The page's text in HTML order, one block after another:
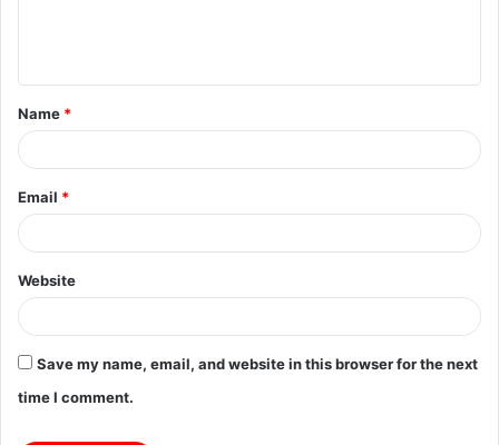
t
*
Name *
Email *
Website
Save my name, email, and website in this browser for the next
time I comment.